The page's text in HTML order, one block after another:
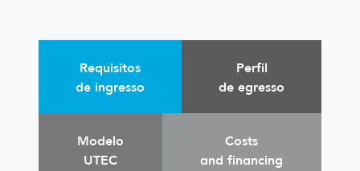
Requisitos
de ingresso
Perfil
de egresso
Modelo
UTEC
Costs
and financing